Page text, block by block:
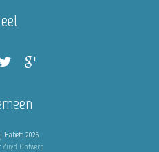
2026
Zuyd Ontwerp